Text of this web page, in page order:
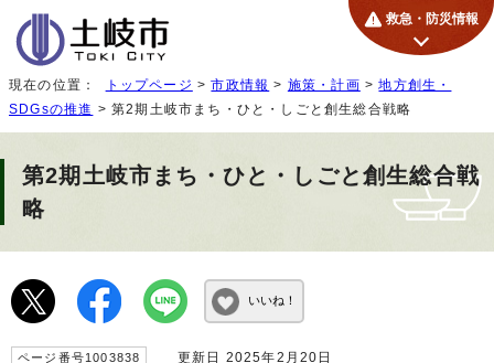
救急・防災情報
現在の位置： トップページ >市政情報 > 施策・計画 >地方創生・
SDGsの推進 > 第2期土岐市まち・ひと・しごと創生総合戦略
第2期土岐市まち・ひと・しごと創生総合戦
略
いいね！
ページ番号1003838 更新日 2025年2月20日